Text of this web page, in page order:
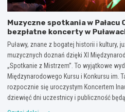
Muzyczne spotkania w Pałacu
bezpłatne koncerty w
Puławy, znane z bogatej historii i kultury,
muzycznych doznań dzięki XI
„Spotkanie z Mistrzem”. To wyjątkowe
Międzynarodowego Kursu i Konkursu im.
rozpocznie się uroczystym Koncertem
dziewięć dni uczestnicy i publiczność